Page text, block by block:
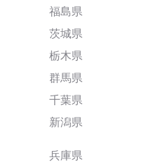
福島県
茨城県
栃木県
群馬県
千葉県
新潟県
兵庫県